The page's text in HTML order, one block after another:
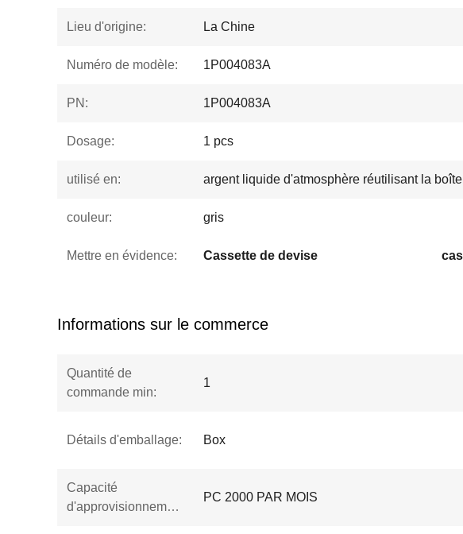
Lieu d'origine: La Chine
Numéro de modèle: 1P004083A
PN: 1P004083A
Dosage: 1 pcs
utilisé en: argent liquide d'atmosphère réutilisant la boîte
couleur: gris
Mettre en évidence: Cassette de devise
Informations sur le commerce
Quantité de
commande min:
1
Détails d'emballage: Box
Capacité
d'approvisionnement:
PC 2000 PAR MOIS